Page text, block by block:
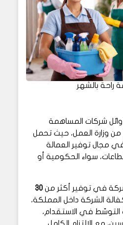
راحة بالشهر
شركات المساهمة
من وزارة العمل، حيث تحمل
وتعمل في مجال توفير العمالة
سواء الحكومية أو
في توفير أكثر من 30
الشركة داخل المملكة،
في الاستقدام،